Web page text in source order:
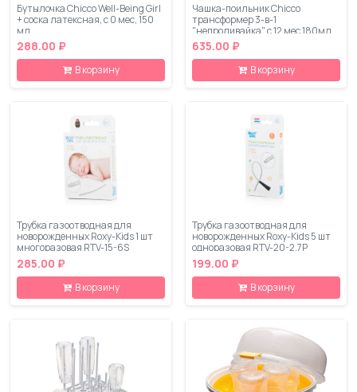
Бутылочка Chicco Well-Being Girl
+ соска латексная, с 0 мес, 150
мл
288.00 ₽
В корзину
Чашка-поильник Chicco
трансформер 3-в-1
"непроливайка" с 12 мес 180мл.
635.00 ₽
В корзину
Трубка газоотводная для
новорожденных Roxy-Kids 1 шт
многоразовая RTV-15-6S
285.00 ₽
В корзину
Трубка газоотводная для
новорожденных Roxy-Kids 5 шт
одноразовая RTV-20-2.7P
199.00 ₽
В корзину